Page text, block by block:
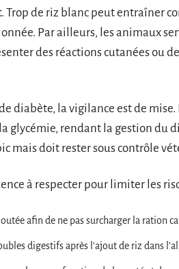
Trop de riz blanc peut entraîner
Par ailleurs, les animaux
des réactions cutanées ou
diabète, la vigilance est de
glycémie, rendant la gestion du
mais doit rester sous contrôle
à respecter pour limiter les
afin de ne pas surcharger la ration
digestifs après l’ajout de riz dans